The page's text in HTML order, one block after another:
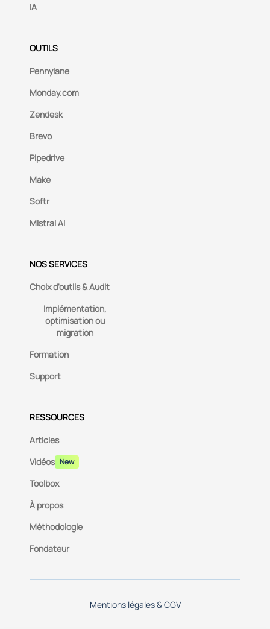
IA
OUTILS
Pennylane
Monday.com
Zendesk
Brevo
Pipedrive
Make
Softr
Mistral AI
NOS SERVICES
Choix d'outils & Audit
Implémentation,
optimisation ou
migration
Formation
Support
RESSOURCES
Articles
Vidéos New
Toolbox
À propos
Méthodologie
Fondateur
Mentions légales & CGV